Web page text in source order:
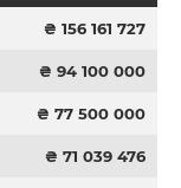
₴ 156 161 727
₴ 94 100 000
₴ 77 500 000
₴ 71 039 476